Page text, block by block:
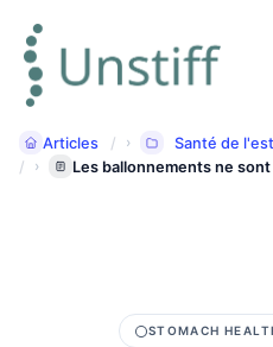
Articles
Santé de
Les ballonnements ne
STOMACH